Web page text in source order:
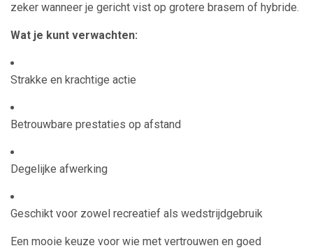
zeker wanneer je gericht vist op grotere brasem of hybride.
Wat je kunt verwachten:
Strakke en krachtige actie
Betrouwbare prestaties op afstand
Degelijke afwerking
Geschikt voor zowel recreatief als wedstrijdgebruik
Een mooie keuze voor wie met vertrouwen en goed